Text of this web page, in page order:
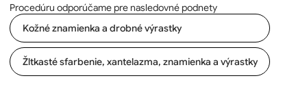
Procedúru odporúčame pre nasledovné podnety
Kožné znamienka a drobné výrastky
Žltkasté sfarbenie, xantelazma, znamienka a výrastky